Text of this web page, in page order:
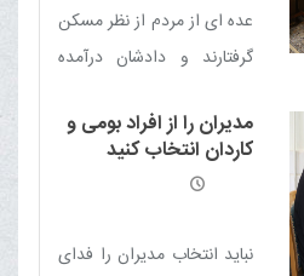
تکرار چنین مواردی مؤثر
است.
عده ای از مردم از نظر مسکن
گرفتارند و دادشان درآمده
مدیران را از افراد بومی و
کاردان انتخاب کنید
نباید انتخاب مدیران را فدای